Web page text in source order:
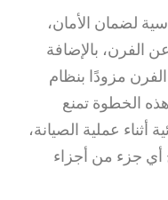
لضمان الأمان،
الفرن، بالإضافة
مزودًا بنظام
الخطوة تمنع
عملية الصيانة،
أي جزء من أجزاء